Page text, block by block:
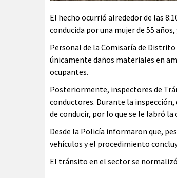
El hecho ocurrió alrededor de las
conducida por una mujer de 55
Personal de la Comisaría de
únicamente daños materiales en
ocupantes.
Posteriormente, inspectores de
conductores. Durante la
de conducir, por lo que se le labró
Desde la Policía informaron que,
vehículos y el procedimiento
El tránsito en el sector se